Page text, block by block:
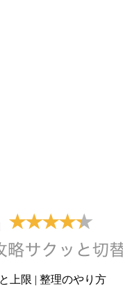
上限 | 整理のやり方